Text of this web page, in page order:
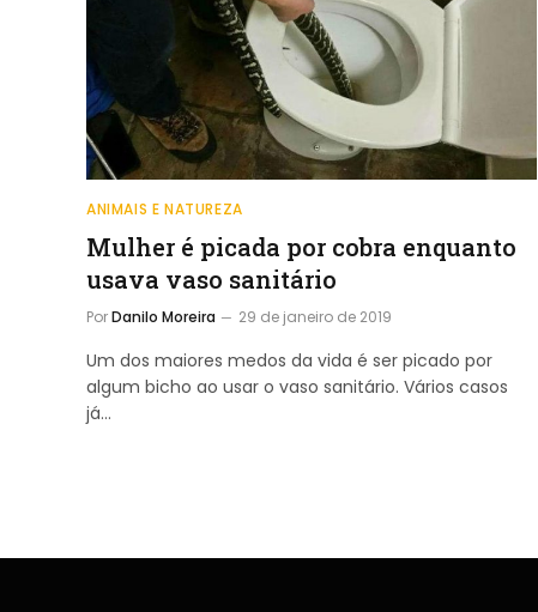
ANIMAIS E NATUREZA
Mulher é picada por cobra enquanto
usava vaso sanitário
PorDanilo Moreira 29 de janeiro de 2019
Um dos maiores medos da vida é ser picado por
algum bicho ao usar o vaso sanitário. Vários casos
já…